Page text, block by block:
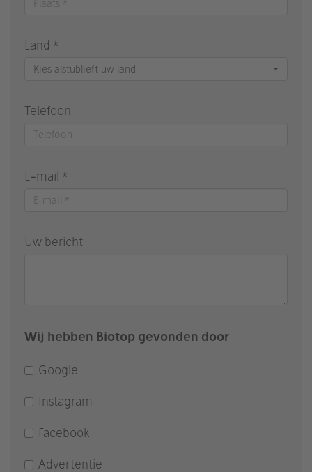
Land *
Kies alstublieft uw land
Telefoon
E-mail *
Uw bericht
Wij hebben Biotop gevonden door
Google
Instagram
Facebook
Advertentie